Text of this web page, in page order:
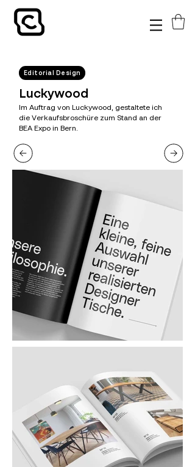
Editorial Design
Luckywood
Im Auftrag von Luckywood, gestaltete ich
die Verkaufsbroschüre zum Stand an der
BEA Expo in Bern.